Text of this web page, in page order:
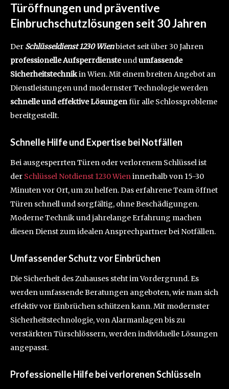
Türöffnungen und präventive
Einbruchschutzlösungen seit 30 Jahren
Der Schlüsseldienst 1230 Wienbietet seit über 30 Jahren
professionelle Aufsperrdiensteundumfassende
Sicherheitstechnikin Wien. Mit einem breiten Angebot an
Dienstleistungen und modernster Technologie werden
schnelle und effektive Lösungenfür alle Schlossprobleme
bereitgestellt.
Schnelle Hilfe und Expertise bei Notfällen
Bei ausgesperrten Türen oder verlorenem Schlüssel ist
der Schlüssel Notdienst 1230 Wieninnerhalb von 15-30
Minuten vor Ort, um zu helfen. Das erfahrene Team öffnet
Türen schnell und sorgfältig, ohne Beschädigungen.
Moderne Technik und jahrelange Erfahrung machen
diesen Dienst zum idealen Ansprechpartner bei Notfällen.
Umfassender Schutz vor Einbrüchen
Die Sicherheit des Zuhauses steht im Vordergrund. Es
werden umfassende Beratungen angeboten, wie man sich
effektiv vor Einbrüchen schützen kann. Mit modernster
Sicherheitstechnologie, von Alarmanlagen bis zu
verstärkten Türschlössern, werden individuelle Lösungen
angepasst.
Professionelle Hilfe bei verlorenen Schlüsseln